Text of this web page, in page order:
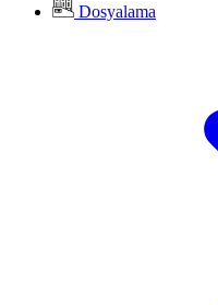
Dosyalama